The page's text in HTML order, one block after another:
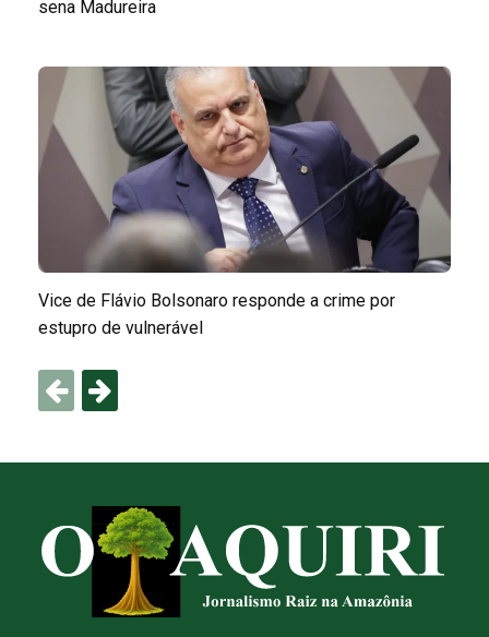
sena Madureira
Vice de Flávio Bolsonaro responde a crime por
estupro de vulnerável